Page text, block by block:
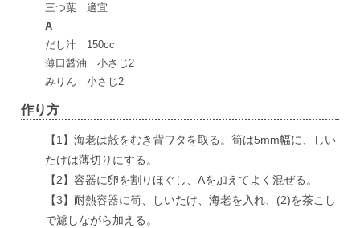
三つ葉 適宜
A
だし汁 150cc
薄口醤油 小さじ2
みりん 小さじ2
作り方
【1】海老は殻をむき背ワタを取る。筍は5mm幅に、しい
たけは薄切りにする。
【2】容器に卵を割りほぐし、Aを加えてよく混ぜる。
【3】耐熱容器に筍、しいたけ、海老を入れ、(2)を茶こし
で濾しながら加える。